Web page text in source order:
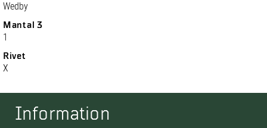
Wedby
Mantal 3
1
Rivet
X
Information